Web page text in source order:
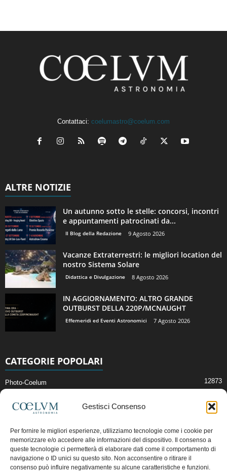
Gestisci Consenso
Per fornire le migliori esperienze, utilizziamo tecnologie come i cookie per
memorizzare e/o accedere alle informazioni del dispositivo. Il consenso a
queste tecnologie ci permetterà di elaborare dati come il comportamento di
navigazione o ID unici su questo sito. Non acconsentire o ritirare il
consenso può influire negativamente su alcune caratteristiche e funzioni.
Contattaci: coelumastro@coelum.com
ALTRE NOTIZIE
Un autunno sotto le stelle: concorsi, incontri
e appuntamenti patrocinati da...
Il Blog della Redazione 9 Agosto 2026
Vacanze Extraterrestri: le migliori location del
nostro Sistema Solare
Didattica e Divulgazione 8 Agosto 2026
IN AGGIORNAMENTO: ALTRO GRANDE
OUTBURST DELLA 220P/MCNAUGHT
Effemeridi ed Eventi Astronomici 7 Agosto 2026
CATEGORIE POPOLARI
Photo-Coelum 12873
News di Astronomia 2412
Cielo del Mese
Astronomia, Astrofisica e Cosmologia
Articoli e Risorse On-Line